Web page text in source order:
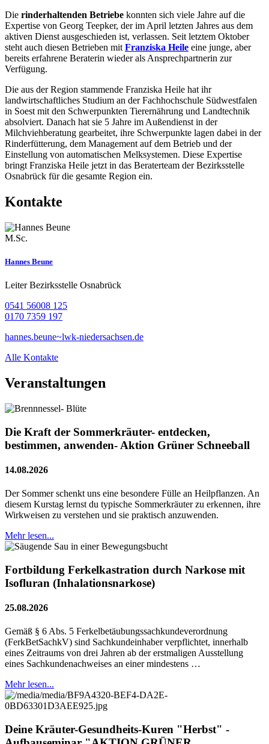
Die rinderhaltenden Betriebe konnten sich viele Jahre auf die
Expertise von Georg Teepker, der im April letzten Jahres aus dem
aktiven Dienst ausgeschieden ist, verlassen. Seit letztem Oktober
steht auch diesen Betrieben mit Franziska Heile eine junge, aber
bereits erfahrene Beraterin wieder als Ansprechpartnerin zur
Verfügung.
Die aus der Region stammende Franziska Heile hat ihr
landwirtschaftliches Studium an der Fachhochschule Südwestfalen
in Soest mit den Schwerpunkten Tierernährung und Landtechnik
absolviert. Danach hat sie 5 Jahre im Außendienst in der
Milchviehberatung gearbeitet, ihre Schwerpunkte lagen dabei in der
Rinderfütterung, dem Management auf dem Betrieb und der
Einstellung von automatischen Melksystemen. Diese Expertise
bringt Franziska Heile jetzt in das Beraterteam der Bezirksstelle
Osnabrück für die gesamte Region ein.
Kontakte
M.Sc.
Hannes Beune
Leiter Bezirksstelle Osnabrück
0541 56008 125
0170 7359 197
hannes.beune~lwk-niedersachsen.de
Alle Kontakte
Veranstaltungen
Die Kraft der Sommerkräuter- entdecken,
bestimmen, anwenden- Aktion Grüner Schneeball
14.08.2026
Der Sommer schenkt uns eine besondere Fülle an Heilpflanzen. An
diesem Kurstag lernst du typische Sommerkräuter zu erkennen, ihre
Wirkweisen zu verstehen und sie praktisch anzuwenden.
Mehr lesen...
Fortbildung Ferkelkastration durch Narkose mit
Isofluran (Inhalationsnarkose)
25.08.2026
Gemäß § 6 Abs. 5 Ferkelbetäubungssachkundeverordnung
(FerkBetSachkV) sind Sachkundeinhaber verpflichtet, innerhalb
eines Zeitraums von drei Jahren ab der erstmaligen Ausstellung
eines Sachkundenachweises an einer mindestens …
Mehr lesen...
Deine Kräuter-Gesundheits-Kuren "Herbst" -